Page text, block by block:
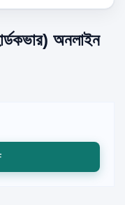
অনলাইন